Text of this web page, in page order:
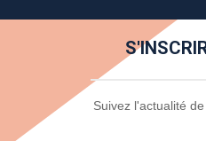
Newsletter Suivez l'actualité